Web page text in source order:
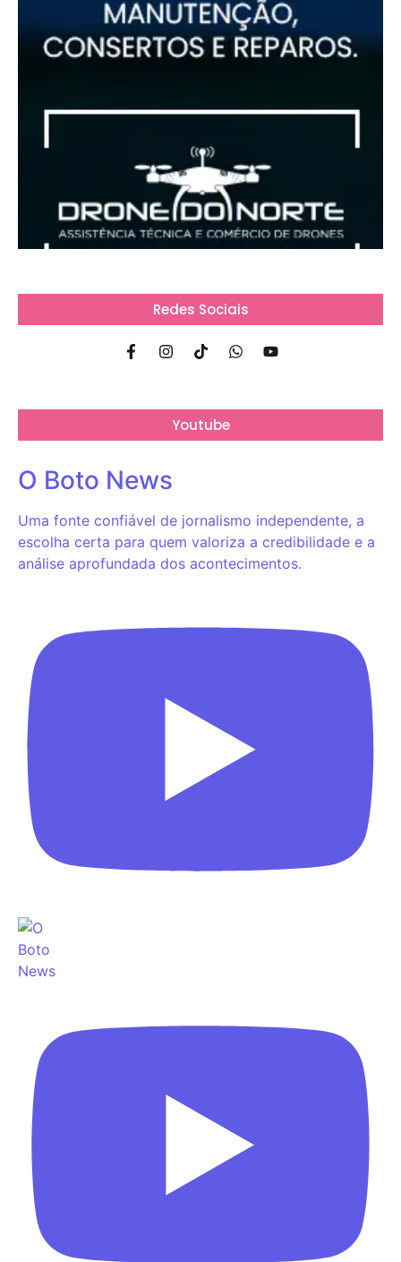
Redes Sociais
Youtube
O Boto News
Uma fonte confiável de jornalismo independente, a
escolha certa para quem valoriza a credibilidade e a
análise aprofundada dos acontecimentos.